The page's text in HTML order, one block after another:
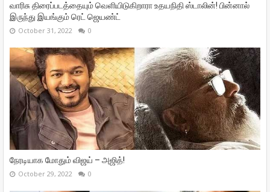
வாரிசு திரைப்படத்தையும் வெளியிடுகிறாரா உதயநிதி ஸ்டாலின்! பின்னால்
இருந்து இயங்கும் ரெட் ஜெயண்ட்
October 31, 2022 0
நேரடியாக மோதும் விஜய் – அஜித்!
October 29, 2022 0